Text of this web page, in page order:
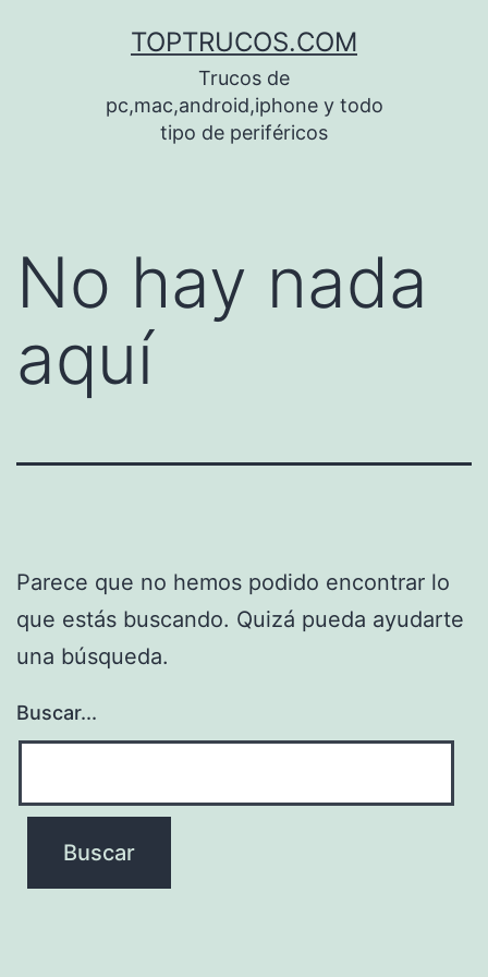
TOPTRUCOS.COM
Trucos de
pc,mac,android,iphone y todo
tipo de periféricos
No hay nada
aquí
Parece que no hemos podido encontrar lo
que estás buscando. Quizá pueda ayudarte
una búsqueda.
Buscar...